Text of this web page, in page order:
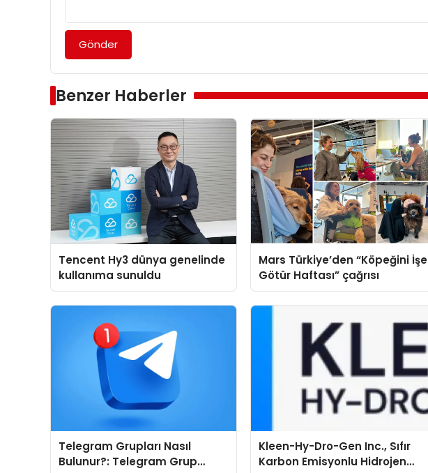
Gönder
Benzer Haberler
Tencent Hy3 dünya genelinde
kullanıma sunuldu
Mars Türkiye’den “Köpeğini İşe
Götür Haftası” çağrısı
Telegram Grupları Nasıl
Bulunur?: Telegram Grup
Kleen-Hy-Dro-Gen Inc., Sıfır
Karbon Emisyonlu Hidrojen